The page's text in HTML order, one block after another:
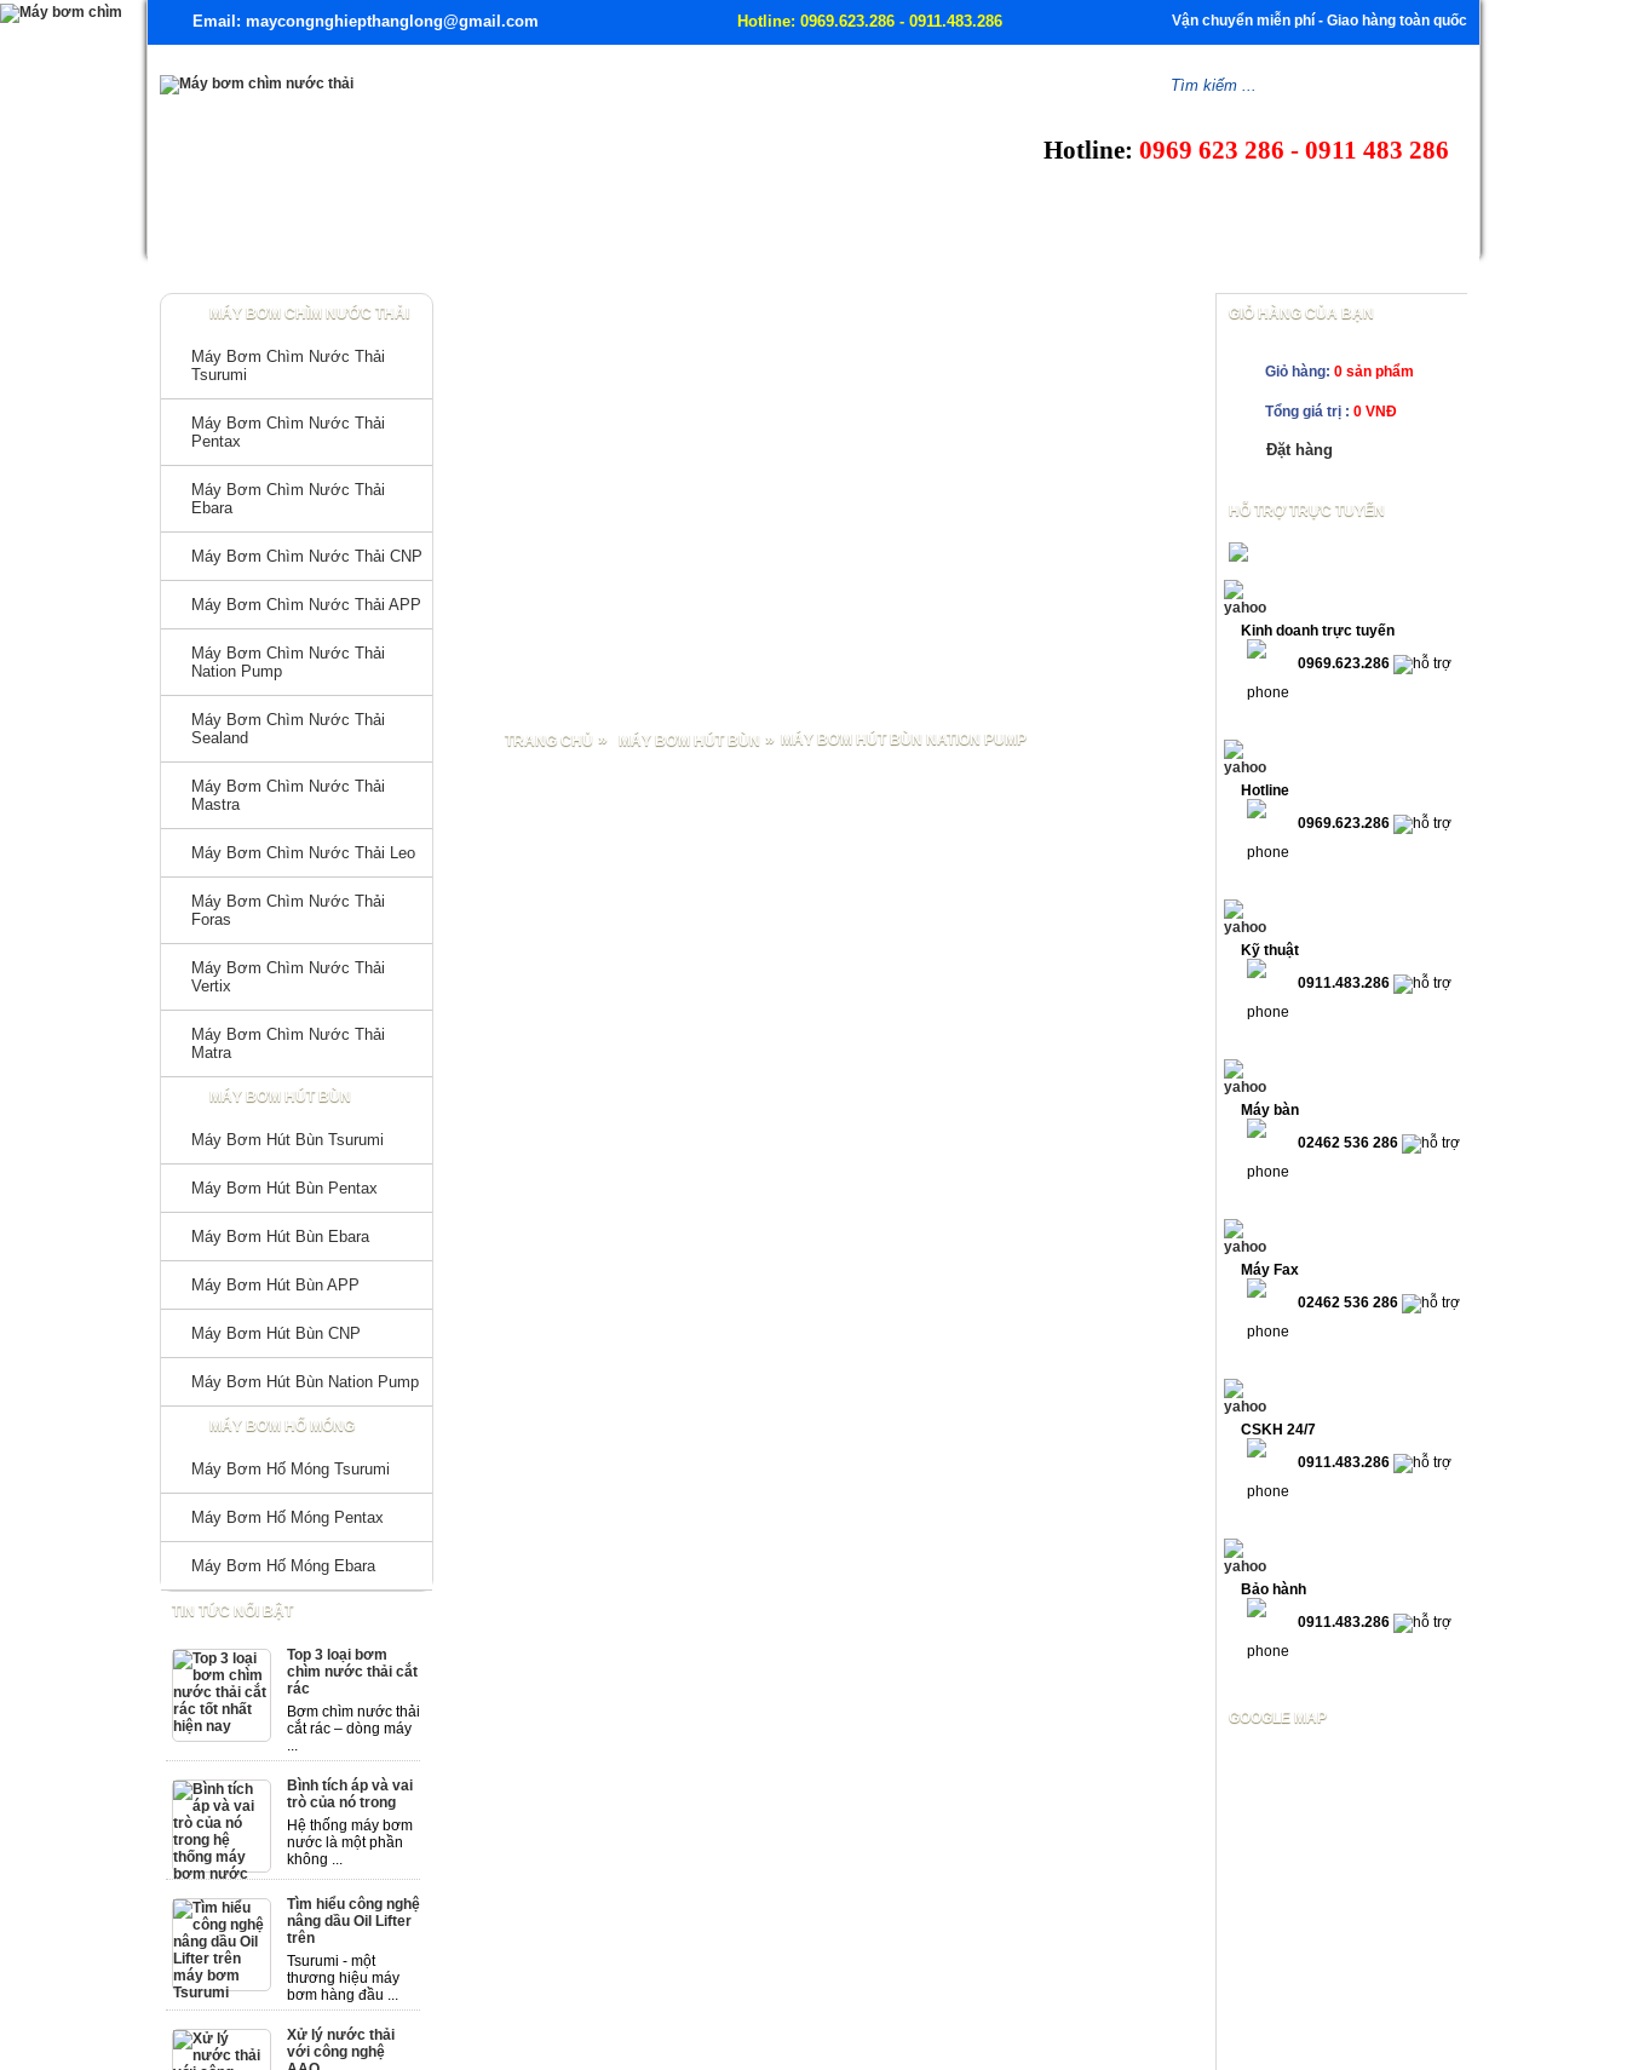
Email: maycongnghiepthanglong@gmail.com Hotline: 0969.623.286 - 0911.483.286 Vận chuyển miễn phí - Giao hàng toàn quốc
Hotline: 0969 623 286 - 0911 483 286
MÁY BƠM CHÌM NƯỚC THẢI
Máy Bơm Chìm Nước Thải
Tsurumi
Máy Bơm Chìm Nước Thải
Pentax
Máy Bơm Chìm Nước Thải
Ebara
Máy Bơm Chìm Nước Thải CNP
Máy Bơm Chìm Nước Thải APP
Máy Bơm Chìm Nước Thải
Nation Pump
Máy Bơm Chìm Nước Thải
Sealand
Máy Bơm Chìm Nước Thải
Mastra
Máy Bơm Chìm Nước Thải Leo
Máy Bơm Chìm Nước Thải
Foras
Máy Bơm Chìm Nước Thải
Vertix
Máy Bơm Chìm Nước Thải
Matra
MÁY BƠM HÚT BÙN
Máy Bơm Hút Bùn Tsurumi
Máy Bơm Hút Bùn Pentax
Máy Bơm Hút Bùn Ebara
Máy Bơm Hút Bùn APP
Máy Bơm Hút Bùn CNP
Máy Bơm Hút Bùn Nation Pump
MÁY BƠM HỐ MÓNG
Máy Bơm Hố Móng Tsurumi
Máy Bơm Hố Móng Pentax
Máy Bơm Hố Móng Ebara
TIN TỨC NỔI BẬT
Top 3 loại bơm
chìm nước thải cắt
rác
Bơm chìm nước thải
cắt rác – dòng máy
...
Bình tích áp và vai
trò của nó trong
Hệ thống máy bơm
nước là một phần
không ...
Tìm hiểu công nghệ
nâng dầu Oil Lifter
trên
Tsurumi - một
thương hiệu máy
bơm hàng đầu ...
Xử lý nước thải
với công nghệ
TRANG CHỦ » MÁY BƠM HÚT BÙN » MÁY BƠM HÚT BÙN NATION PUMP
GIỎ HÀNG CỦA BẠN
Giỏ hàng: 0 sản phẩm
Tổng giá trị : 0 VNĐ
Đặt hàng
HỖ TRỢ TRỰC TUYẾN
Kinh doanh trực tuyến
0969.623.286
Hotline
0969.623.286
Kỹ thuật
0911.483.286
Máy bàn
02462 536 286
Máy Fax
02462 536 286
CSKH 24/7
0911.483.286
Bảo hành
0911.483.286
GOOGLE MAP